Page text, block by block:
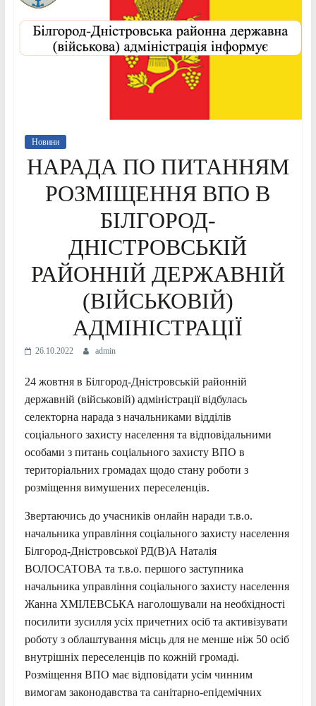
Новини
НАРАДА ПО ПИТАННЯМ
РОЗМІЩЕННЯ ВПО В
БІЛГОРОД-
ДНІСТРОВСЬКІЙ
РАЙОННІЙ ДЕРЖАВНІЙ
(ВІЙСЬКОВІЙ)
АДМІНІСТРАЦІЇ
26.10.2022 admin
24 жовтня в Білгород-Дністровській районній
державній (військовій) адміністрації відбулась
селекторна нарада з начальниками відділів
соціального захисту населення та відповідальними
особами з питань соціального захисту ВПО в
територіальних громадах щодо стану роботи з
розміщення вимушених переселенців.
Звертаючись до учасників онлайн наради т.в.о.
начальника управління соціального захисту населення
Білгород-Дністровської РД(В)А Наталія
ВОЛОСАТОВА та т.в.о. першого заступника
начальника управління соціального захисту населення
Жанна ХМІЛЕВСЬКА наголошували на необхідності
посилити зусилля усіх причетних осіб та активізувати
роботу з облаштування місць для не менше ніж 50 осіб
внутрішніх переселенців по кожній громаді.
Розміщення ВПО має відповідати усім чинним
вимогам законодавства та санітарно-епідемічних